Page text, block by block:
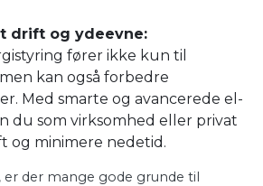
drift og ydeevne:
fører ikke kun til
kan også forbedre
Med smarte og avancerede el-
du som virksomhed eller privat
og minimere nedetid.
der mange gode grunde til